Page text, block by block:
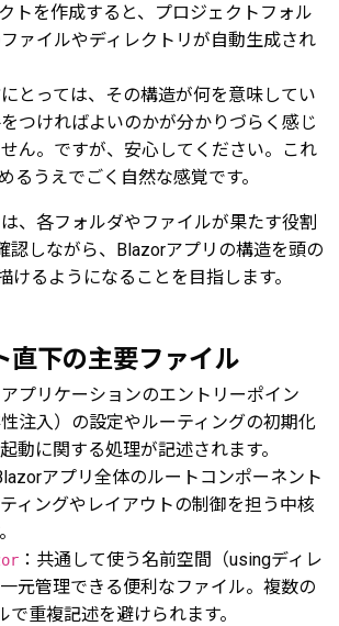
トを作成すると、プロジェクトフォル
ァイルやディレクトリが自動生成され
とっては、その構造が何を意味してい
つければよいのかが分かりづらく感じ
ん。ですが、安心してください。これ
るうえでごく自然な感覚です。
、各フォルダやファイルが果たす役割
認しながら、Blazorアプリの構造を頭の
けるようになることを目指します。
直下の主要ファイル
アプリケーションのエントリーポイン
注入）の設定やルーティングの初期化
動に関する処理が記述されます。
アプリ全体のルートコンポーネント
ィングやレイアウトの制御を担う中核
：共通して使う名前空間（usingディレ
元管理できる便利なファイル。複数の
で重複記述を避けられます。